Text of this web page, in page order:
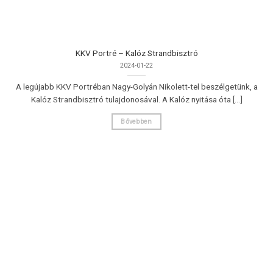
KKV Portré – Kalóz Strandbisztró
2024-01-22
A legújabb KKV Portréban Nagy-Golyán Nikolett-tel beszélgetünk, a
Kalóz Strandbisztró tulajdonosával. A Kalóz nyitása óta [...]
Bővebben